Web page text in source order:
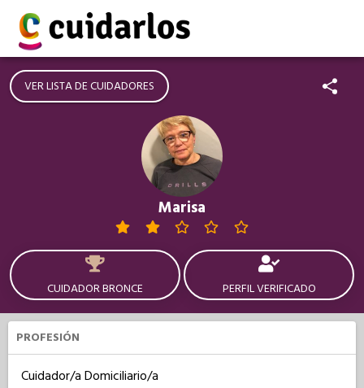
VER LISTA DE CUIDADORES
Marisa
CUIDADOR BRONCE PERFIL VERIFICADO
PROFESIÓN
Cuidador/a Domiciliario/a